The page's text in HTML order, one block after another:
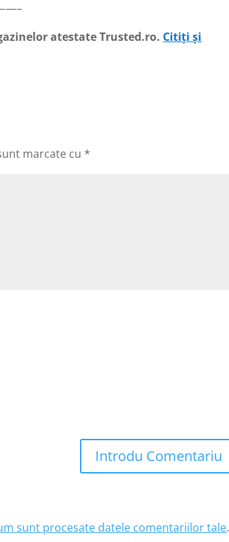
atestate Trusted.ro. Citiți și
marcate cu *
Introdu Comentariu
sunt procesate datele comentariilor tale.